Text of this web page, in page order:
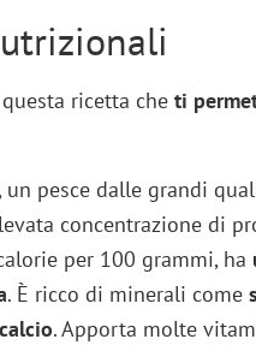
ricetta che ti
, un pesce dalle grandi
concentrazione di
per 100 grammi, ha
. È ricco di minerali come
. Apporta molte